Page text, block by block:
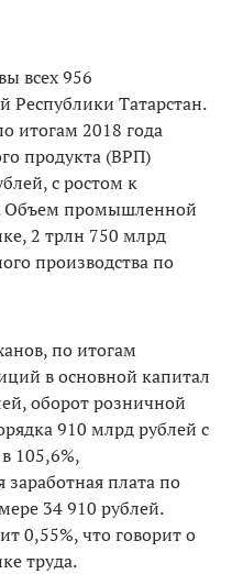
всех 956
Татарстан.
итогам 2018 года
продукта (ВРП)
с ростом к
Объем промышленной
2 трлн 750 млрд
производства по
по итогам
в основной капитал
оборот розничной
910 млрд рублей с
105,6%,
заработная плата по
34 910 рублей.
0,55%, что говорит о
труда.